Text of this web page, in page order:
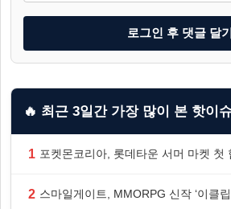
로그인 후 댓글 달기
🔥 최근 3일간 가장 많이 본 핫이
1
2